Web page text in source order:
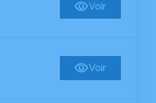
Voir
Voir